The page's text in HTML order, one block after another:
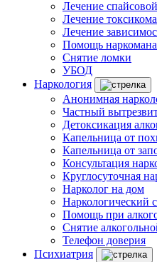
Лечение
Лечение
Лечение
Помощь
Снятие ломки
УБОД
Наркология
Анонимная
Частный
Детоксикация
Капельница от
Капельница от
Консультация
Круглосуточная
Нарколог на дом
Наркологический
Помощь при
Снятие
Телефон доверия
Психиатрия